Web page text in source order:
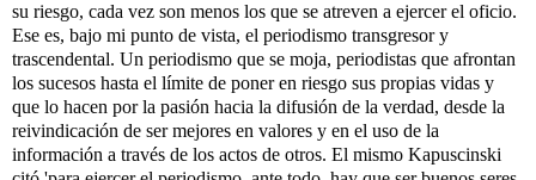
su riesgo, cada vez son menos los que se atreven a ejercer el oficio.
Ese es, bajo mi punto de vista, el periodismo transgresor y
trascendental. Un periodismo que se moja, periodistas que afrontan
los sucesos hasta el límite de poner en riesgo sus propias vidas y
que lo hacen por la pasión hacia la difusión de la verdad, desde la
reivindicación de ser mejores en valores y en el uso de la
información a través de los actos de otros. El mismo Kapuscinski